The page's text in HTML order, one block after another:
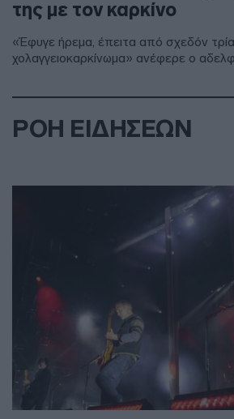
της με τον καρκίνο
«Έφυγε ήρεμα, έπειτα από σχεδόν
χολαγγειοκαρκίνωμα» ανέφερε ο
ΡΟΗ ΕΙΔΗΣΕΩΝ